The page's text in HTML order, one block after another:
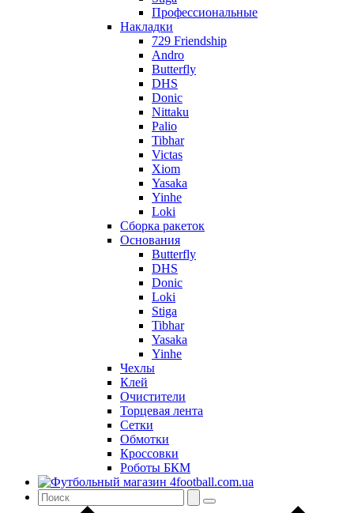
Профессиональные
Накладки
729 Friendship
Andro
Butterfly
DHS
Donic
Nittaku
Palio
Tibhar
Victas
Xiom
Yasaka
Yinhe
Loki
Сборка ракеток
Основания
Butterfly
DHS
Donic
Loki
Stiga
Tibhar
Yasaka
Yinhe
Чехлы
Клей
Очистители
Торцевая лента
Сетки
Обмотки
Кроссовки
Роботы БКМ